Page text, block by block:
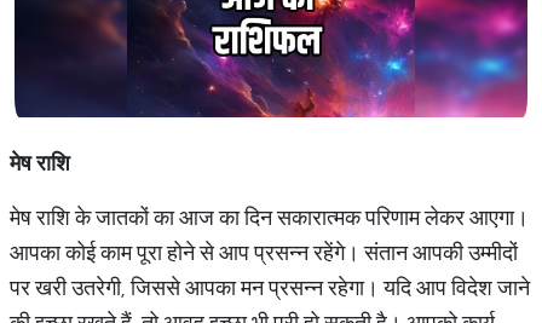
मेष राशि
मेष राशि के जातकों का आज का दिन सकारात्मक परिणाम लेकर आएगा।
आपका कोई काम पूरा होने से आप प्रसन्न रहेंगे। संतान आपकी उम्मीदों
पर खरी उतरेगी, जिससे आपका मन प्रसन्न रहेगा। यदि आप विदेश जाने